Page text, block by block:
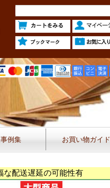
例集 お買い物ガイド
配送遅延の可能性有